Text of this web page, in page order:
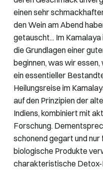
einen sehr
den Wein am Abend
getauscht... Im Kamalaya ist man davon überzeugt, dass
die Grundlagen einer
beginnen, was wir
ein essentieller
Heilungsreise im
auf den Prinzipien der
Indiens, kombiniert mit
Forschung.
schonend gegart und nur
biologische Produkte verwendet
charakteristische Detox-